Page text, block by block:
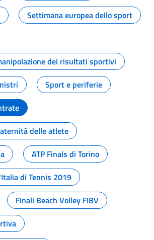
Settimana europea dello sport
dei risultati sportivi
Sport e periferie
delle atlete
ATP Finals di Torino
di Tennis 2019
Finali Beach Volley FIBV